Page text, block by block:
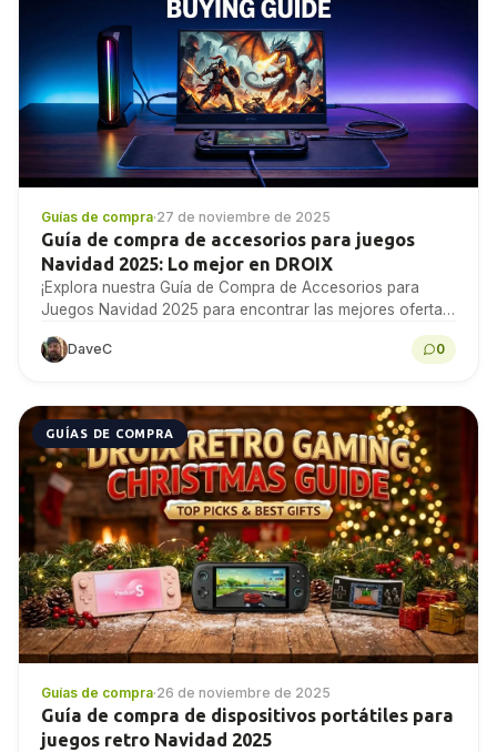
Guías de compra·27 de noviembre de 2025
Guía de compra de accesorios para juegos
Navidad 2025: Lo mejor en DROIX
¡Explora nuestra Guía de Compra de Accesorios para
Juegos Navidad 2025 para encontrar las mejores ofertas
en eGPUs, monitores y mucho más en DROIX...
DaveC 0
GUÍAS DE COMPRA
Guías de compra·26 de noviembre de 2025
Guía de compra de dispositivos portátiles para
juegos retro Navidad 2025